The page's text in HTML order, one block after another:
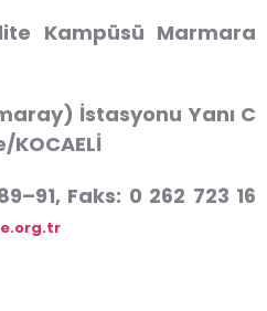
Kampüsü Marmara
İstasyonu Yanı C
KOCAELİ
Faks: 0 262 723 16